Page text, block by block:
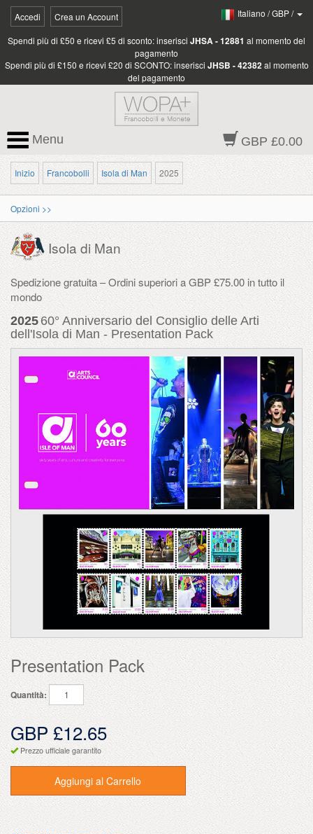
Accedi Crea un Account Italiano /GBP/
Spendi più di £50 e ricevi £5 di sconto: inserisci JHSA - 12881 al momento del
pagamento
Spendi più di £150 e ricevi £20 di SCONTO: inserisci JHSB - 42382 al momento
del pagamento
GBP £0.00
Menu
Inizio Francobolli Isola di Man 2025
Opzioni >>
Isola di Man
Spedizione gratuita – Ordini superiori a GBP £75.00 in tutto il
mondo
2025 60° Anniversario del Consiglio delle Arti
dell'Isola di Man - Presentation Pack
Presentation Pack
Quantità:
GBP £12.65
Prezzo ufficiale garantito
Aggiungi al Carrello